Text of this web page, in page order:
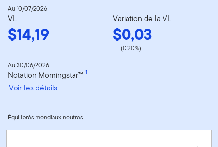
Au 10/07/2026
VL
$14,19
Variation de la VL
$0,03
(0,20%)
Au 30/06/2026
Notation Morningstar™ 1
Voir les détails
Équilibrés mondiaux neutres